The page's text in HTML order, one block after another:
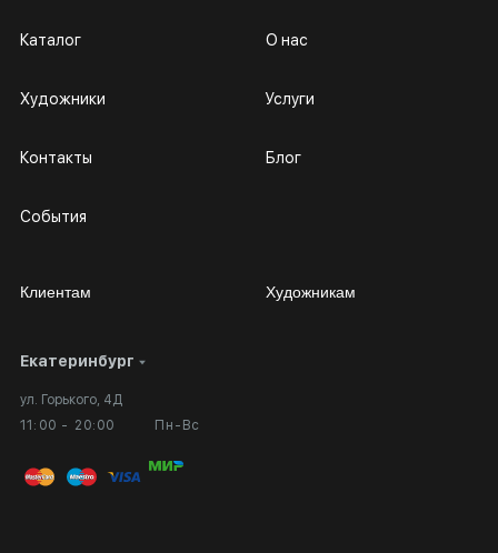
равный стоимости картины.
Екатеринбург
ул. Горького, 4Д
11:00 - 20:00
Пн-Вс
Каталог
Художники
Контакты
События
О нас
Услуги
Блог
Клиентам
Личный кабинет
Вопросы и ответы
Публичная оферта
Художникам
Сотрудничество
Выставка в галерее